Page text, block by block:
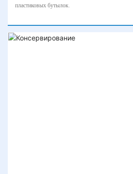
пластиковых бутылок.